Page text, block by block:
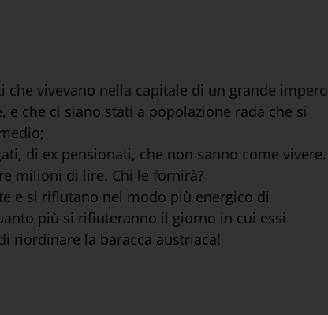
che vivevano nella capitale di un grande impero
che ci siano stati a popolazione rada che si
di ex pensionati, che non sanno come vivere.
milioni di lire. Chi le fornirà?
e si rifiutano nel modo più energico di
più si rifiuteranno il giorno in cui essi
riordinare la baracca austriaca!